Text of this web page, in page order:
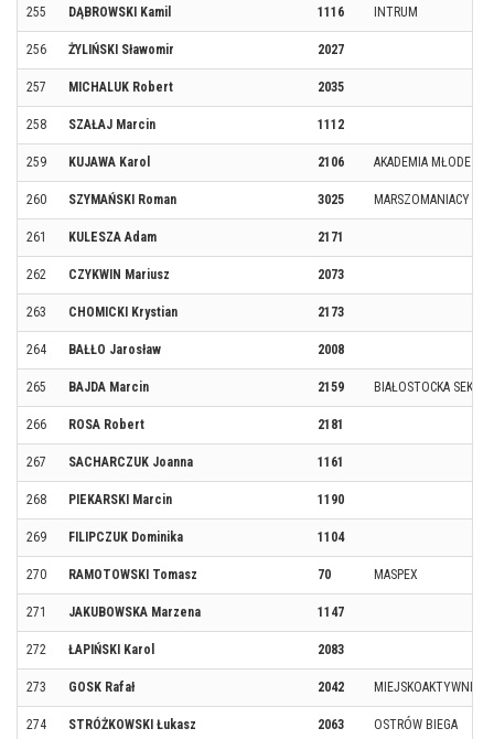
255 DĄBROWSKI Kamil 1116 INTRUM
256 ŻYLIŃSKI Sławomir 2027
257 MICHALUK Robert 2035
258 SZAŁAJ Marcin 1112
259 KUJAWA Karol 2106 AKADEMIA MŁODE
260 SZYMAŃSKI Roman 3025 MARSZOMANIACY
261 KULESZA Adam 2171
262 CZYKWIN Mariusz 2073
263 CHOMICKI Krystian 2173
264 BAŁŁO Jarosław 2008
265 BAJDA Marcin 2159 BIAŁOSTOCKA SEKTA
266 ROSA Robert 2181
267 SACHARCZUK Joanna 1161
268 PIEKARSKI Marcin 1190
269 FILIPCZUK Dominika 1104
270 RAMOTOWSKI Tomasz 70 MASPEX
271 JAKUBOWSKA Marzena 1147
272 ŁAPIŃSKI Karol 2083
273 GOSK Rafał 2042 MIEJSKOAKTYWNI
274 STRÓŻKOWSKI Łukasz 2063 OSTRÓW BIEGA